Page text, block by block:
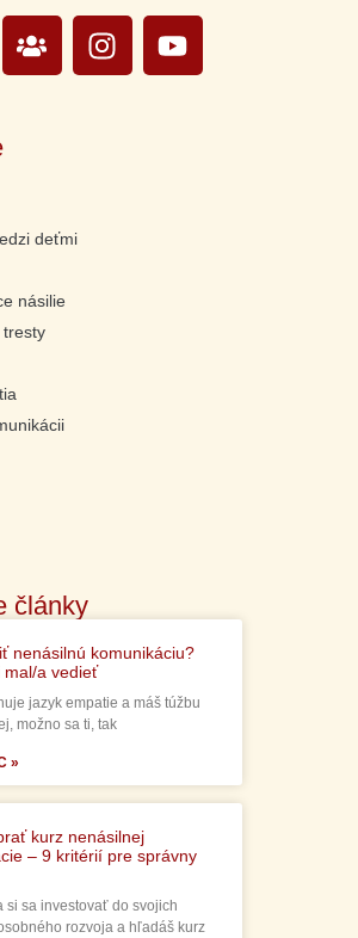
deťmi
násilie
tresty
články
nenásilnú komunikáciu?
mal/a vedieť
jazyk empatie a máš túžbu
možno sa ti, tak
»
kurz nenásilnej
– 9 kritérií pre správny
si sa investovať do svojich
rozvoja a hľadáš kurz